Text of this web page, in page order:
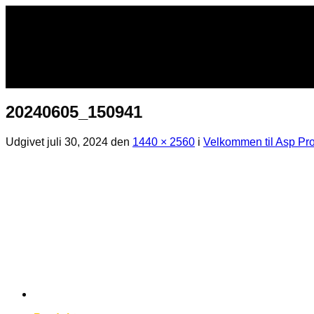
20240605_150941
Udgivet juli 30, 2024 den 1440 × 2560 i Velkommen til Asp